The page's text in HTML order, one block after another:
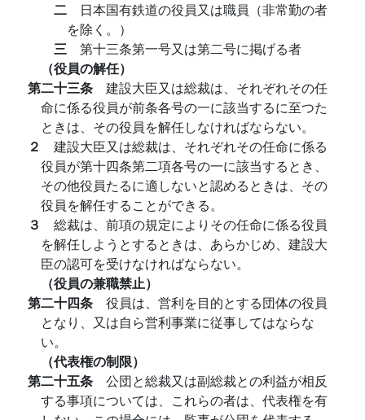
二 日本国有鉄道の役員又は職員（非常勤の者
を除く。）
三 第十三条第一号又は第二号に掲げる者
（役員の解任）
第二十三条 建設大臣又は総裁は、それぞれその任
命に係る役員が前条各号の一に該当するに至つた
ときは、その役員を解任しなければならない。
２ 建設大臣又は総裁は、それぞれその任命に係る
役員が第十四条第二項各号の一に該当するとき、
その他役員たるに適しないと認めるときは、その
役員を解任することができる。
３ 総裁は、前項の規定によりその任命に係る役員
を解任しようとするときは、あらかじめ、建設大
臣の認可を受けなければならない。
（役員の兼職禁止）
第二十四条 役員は、営利を目的とする団体の役員
となり、又は自ら営利事業に従事してはならな
い。
（代表権の制限）
第二十五条 公団と総裁又は副総裁との利益が相反
する事項については、これらの者は、代表権を有